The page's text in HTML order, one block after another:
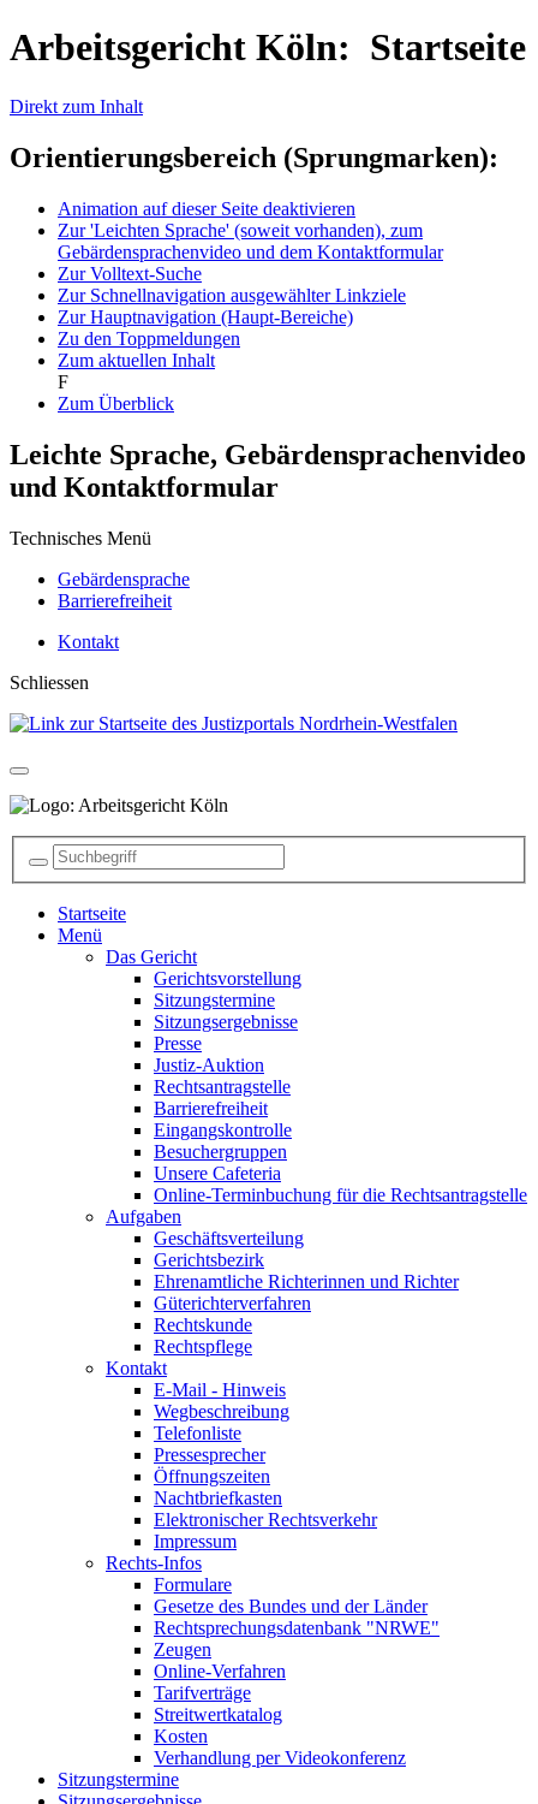
Arbeitsgericht Köln: Startseite
Direkt zum Inhalt
Orientierungsbereich (Sprungmarken):
Animation auf dieser Seite deaktivieren
Zur 'Leichten Sprache' (soweit vorhanden), zum
Gebärdensprachenvideo und dem Kontaktformular
Zur Volltext-Suche
Zur Schnellnavigation ausgewählter Linkziele
Zur Hauptnavigation (Haupt-Bereiche)
Zu den Toppmeldungen
Zum aktuellen Inhalt
F
Zum Überblick
Leichte Sprache, Gebärdensprachenvideo
und Kontaktformular
Technisches Menü
Gebärdensprache
Barrierefreiheit
Kontakt
Schliessen
Startseite
Menü
Das Gericht
Gerichtsvorstellung
Sitzungstermine
Sitzungsergebnisse
Presse
Justiz-Auktion
Rechtsantragstelle
Barrierefreiheit
Eingangskontrolle
Besuchergruppen
Unsere Cafeteria
Online-Terminbuchung für die Rechtsantragstelle
Aufgaben
Geschäftsverteilung
Gerichtsbezirk
Ehrenamtliche Richterinnen und Richter
Güterichterverfahren
Rechtskunde
Rechtspflege
Kontakt
E-Mail - Hinweis
Wegbeschreibung
Telefonliste
Pressesprecher
Öffnungszeiten
Nachtbriefkasten
Elektronischer Rechtsverkehr
Impressum
Rechts-Infos
Formulare
Gesetze des Bundes und der Länder
Rechtsprechungsdatenbank "NRWE"
Zeugen
Online-Verfahren
Tarifverträge
Streitwertkatalog
Kosten
Verhandlung per Videokonferenz
Sitzungstermine